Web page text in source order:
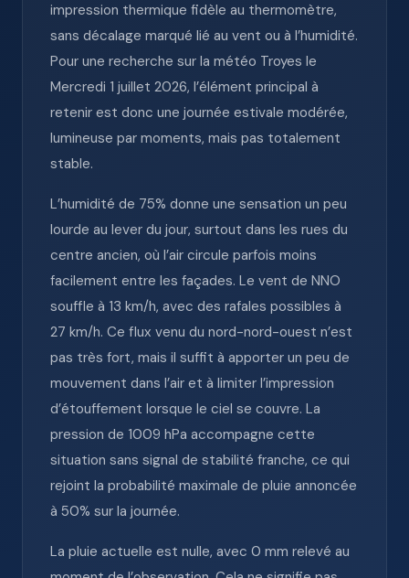
impression thermique fidèle au thermomètre,
sans décalage marqué lié au vent ou à l’humidité.
Pour une recherche sur la météo Troyes le
Mercredi 1 juillet 2026, l’élément principal à
retenir est donc une journée estivale modérée,
lumineuse par moments, mais pas totalement
stable.
L’humidité de 75% donne une sensation un peu
lourde au lever du jour, surtout dans les rues du
centre ancien, où l’air circule parfois moins
facilement entre les façades. Le vent de NNO
souffle à 13 km/h, avec des rafales possibles à
27 km/h. Ce flux venu du nord-nord-ouest n’est
pas très fort, mais il suffit à apporter un peu de
mouvement dans l’air et à limiter l’impression
d’étouffement lorsque le ciel se couvre. La
pression de 1009 hPa accompagne cette
situation sans signal de stabilité franche, ce qui
rejoint la probabilité maximale de pluie annoncée
à 50% sur la journée.
La pluie actuelle est nulle, avec 0 mm relevé au